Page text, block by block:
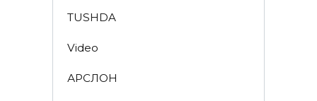
TUSHDA
Video
АРСЛОН